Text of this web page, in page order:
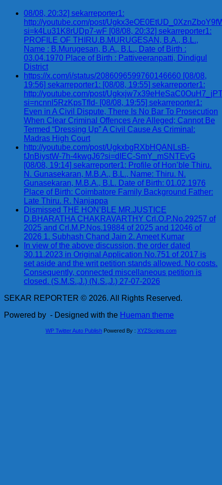
08/08, 20:32] sekarreporter1:
http://youtube.com/post/
si=k4Lu31K8rUDp7-wF [08/08, 20:32] sekarreporter1:
PROFILE OF THIRU.B.MURUGESAN, B.A., B.L.,
Name : B.Murugesan, B.A., B.L., Date of Birth :
03.04.1970 Place of Birth : Pattiveeranpatti, Dindigul
District
https://x.com/i/status/2086096599760146660 [08/08,
19:56] sekarreporter1: [08/08, 19:55] sekarreporter1:
http://youtube.com/post/
si=ncnnl5RzKpsTfId- [08/08, 19:55] sekarreporter1:
Even in A Civil Dispute, There Is No Bar To Prosecution
When Clear Criminal Offences Are Alleged; Cannot Be
Termed “Dressing Up” A Civil Cause As Criminal:
Madras High Court
http://youtube.com/post/UgkxbgRXbHQANLsB-
fJnBiystW-7h-4kwgJ6?si=dIEC-SmY_mSNTEvG
[08/08, 19:14] sekarreporter1: Profile of Hon’ble Thiru.
N. Gunasekaran, M.B.A., B.L., Name: Thiru. N.
Gunasekaran, M.B.A., B.L. Date of Birth: 01.02.1976
Place of Birth: Coimbatore Family Background Father:
Late Thiru. R. Nanjappa
Dismissed THE HON’BLE MR.JUSTICE
D.BHARATHA CHAKRAVARTHY Crl.O.P.No.29257 of
2025 and Crl.M.P.Nos.19884 of 2025 and 12046 of
2026 1. Subhash Chand Jain 2. Ameet Kumar
In view of the above discussion, the order dated
30.11.2023 in Original Application No.751 of 2017 is
set aside and the writ petition stands allowed. No costs.
Consequently, connected miscellaneous petition is
closed. (S.M.S.,J.) (N.S.,J.) 27-07-2026
SEKAR REPORTER © 2026. All Rights Reserved.
Powered by - Designed with the Hueman theme
WP Twitter Auto Publish Powered By : XYZScripts.com